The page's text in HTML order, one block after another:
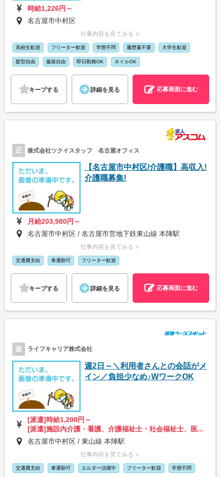
時給1,226円～
名古屋市中村区
仕事内容を見てみる ∨
高校生歓迎 フリーター歓迎 学歴不問 履歴書不要 大学生歓迎
髪型自由 服装自由 即日勤務OK ネイルOK
キープする 詳細を見る 応募画面に進む
正 株式会社ツクイスタッフ 名古屋オフィス
【名古屋市中村区/介護職】高収入!
介護職募集!
月給203,980円～
名古屋市中村区 / 名古屋市営地下鉄東山線 本陣駅
仕事内容を見てみる ∨
交通費支給 車通勤可 フリーター歓迎
キープする 詳細を見る 応募画面に進む
派 ライフキャリア株式会社
週2日～＼利用者さんとの会話がメ
イン／負担少なめ♪WワークOK
[派遣]時給1,200円～
[派遣]施設内介護・看護、介護福祉士・社会福祉士、医...
名古屋市中村区 / 東山線 本陣駅
仕事内容を見てみる ∨
交通費支給 車通勤可 エルダー活躍中 フリーター歓迎 学歴不問